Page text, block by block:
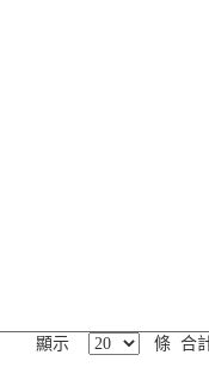
顯示 條 合